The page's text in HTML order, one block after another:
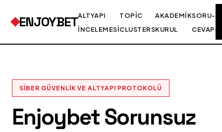
ENJOYBETALTYAPI
İNCELEMESI
TOPIC
CLUSTERS
AKADEMIK
KURUL
SORU-
CEVAP
SIBER GÜVENLIK VE ALTYAPI PROTOKOLÜ
Enjoybet Sorunsuz